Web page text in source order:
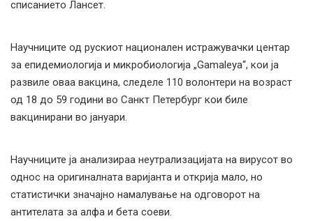
списанието Лансет.
Научниците од рускиот национален истражувачки центар
за епидемиологија и микробиологија „Gamaleya“, кои ја
развиле оваа вакцина, следеле 110 волонтери на возраст
од 18 до 59 години во Санкт Петербург кои биле
вакцинирани во јануари.
Научниците ја анализираа неутрализацијата на вирусот во
однос на оригиналната варијанта и открија мало, но
статистички значајно намалување на одговорот на
антителата за алфа и бета соеви.